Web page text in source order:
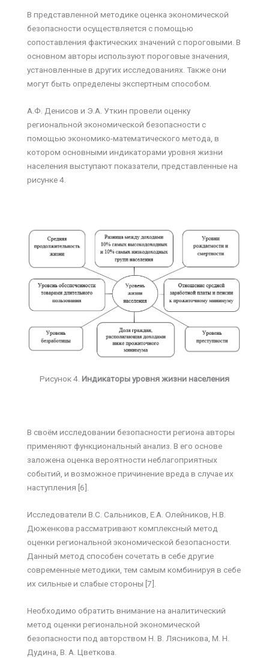
В представленной методике оценка экономической
безопасности осуществляется с помощью
сопоставления фактических значений с пороговыми. В
основном авторы используют пороговые значения,
установленные в других исследованиях. Также они
могут быть определены экспертным способом.
А.Ф. Денисов и Э.А. Уткин провели оценку
региональной экономической безопасности с
помощью экономико-математического метода, в
котором основными индикаторами уровня жизни
населения выступают показатели, представленные на
рисунке 4.
Рисунок 4. Индикаторы уровня жизни населения
В своём исследовании безопасности региона авторы
применяют функциональный анализ. В его основе
заложена оценка вероятности неблагоприятных
событий, и возможное причинение вреда в случае их
наступления [6].
Исследователи В.С. Сальников, Е.А. Олейников, Н.В.
Дюженкова рассматривают комплексный метод
оценки региональной экономической безопасности.
Данный метод способен сочетать в себе другие
современные методики, тем самым комбинируя в себе
их сильные и слабые стороны [7].
Необходимо обратить внимание на аналитический
метод оценки региональной экономической
безопасности под авторством Н. В. Лясникова, М. Н.
Дудина, В. А. Цветкова.